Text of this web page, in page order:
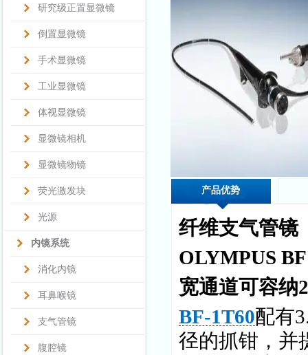
研究级正置显微镜
倒置显微镜
手术显微镜
工业显微镜
体视显微镜
显微镜相机
显微镜物镜
荧光激发块
光源
内镜系统
消化内镜
耳鼻喉镜
支气管镜
腹腔镜
产品优势
纤维支气管镜
OLYMPUS
宽通道可容纳
BF-1T60配有
径的抓钳，并